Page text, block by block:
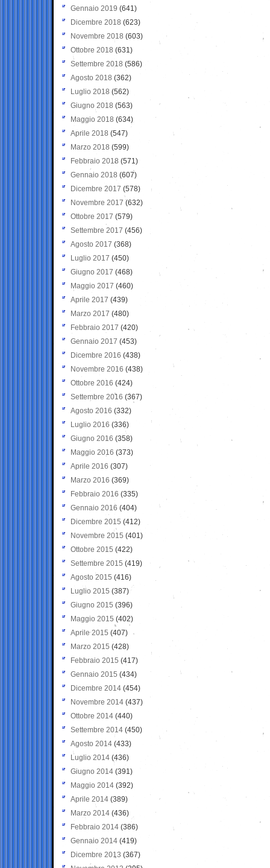
Gennaio 2019 (641)
Dicembre 2018 (623)
Novembre 2018 (603)
Ottobre 2018 (631)
Settembre 2018 (586)
Agosto 2018 (362)
Luglio 2018 (562)
Giugno 2018 (563)
Maggio 2018 (634)
Aprile 2018 (547)
Marzo 2018 (599)
Febbraio 2018 (571)
Gennaio 2018 (607)
Dicembre 2017 (578)
Novembre 2017 (632)
Ottobre 2017 (579)
Settembre 2017 (456)
Agosto 2017 (368)
Luglio 2017 (450)
Giugno 2017 (468)
Maggio 2017 (460)
Aprile 2017 (439)
Marzo 2017 (480)
Febbraio 2017 (420)
Gennaio 2017 (453)
Dicembre 2016 (438)
Novembre 2016 (438)
Ottobre 2016 (424)
Settembre 2016 (367)
Agosto 2016 (332)
Luglio 2016 (336)
Giugno 2016 (358)
Maggio 2016 (373)
Aprile 2016 (307)
Marzo 2016 (369)
Febbraio 2016 (335)
Gennaio 2016 (404)
Dicembre 2015 (412)
Novembre 2015 (401)
Ottobre 2015 (422)
Settembre 2015 (419)
Agosto 2015 (416)
Luglio 2015 (387)
Giugno 2015 (396)
Maggio 2015 (402)
Aprile 2015 (407)
Marzo 2015 (428)
Febbraio 2015 (417)
Gennaio 2015 (434)
Dicembre 2014 (454)
Novembre 2014 (437)
Ottobre 2014 (440)
Settembre 2014 (450)
Agosto 2014 (433)
Luglio 2014 (436)
Giugno 2014 (391)
Maggio 2014 (392)
Aprile 2014 (389)
Marzo 2014 (436)
Febbraio 2014 (386)
Gennaio 2014 (419)
Dicembre 2013 (367)